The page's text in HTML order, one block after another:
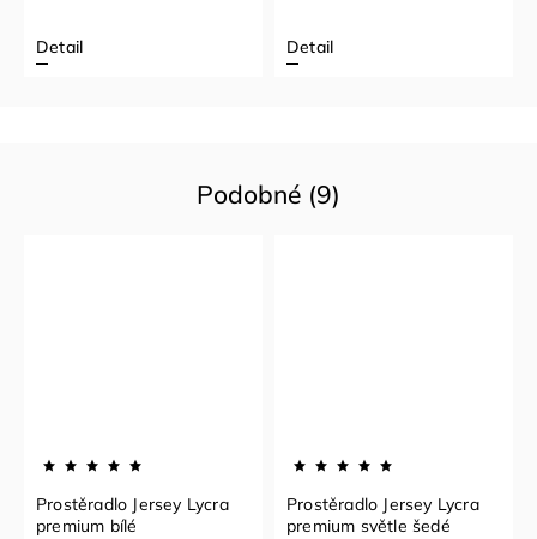
Detail Detail
Podobné (9)
Prostěradlo Jersey Lycra
premium bílé
Prostěradlo Jersey Lycra
premium světle šedé